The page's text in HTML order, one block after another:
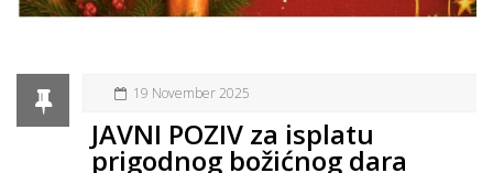
19 November 2025
JAVNI POZIV za isplatu
prigodnog božićnog dara